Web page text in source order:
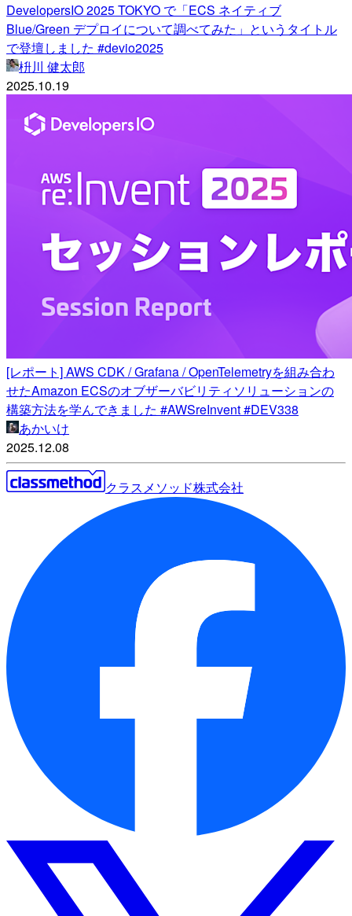
DevelopersIO 2025 TOKYO で「ECS ネイティブ
Blue/Green デプロイについて調べてみた」というタイトル
で登壇しました #devio2025
枡川 健太郎
2025.10.19
[レポート] AWS CDK / Grafana / OpenTelemetryを組み合わ
せたAmazon ECSのオブザーバビリティソリューションの
構築方法を学んできました #AWSreInvent #DEV338
あかいけ
2025.12.08
クラスメソッド株式会社